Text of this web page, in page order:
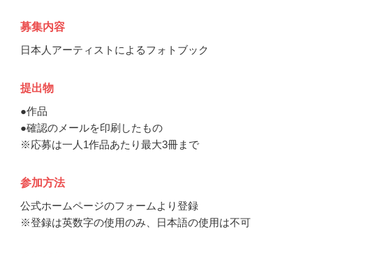
募集内容
日本人アーティストによるフォトブック
提出物
●作品
●確認のメールを印刷したもの
※応募は一人1作品あたり最大3冊まで
参加方法
公式ホームページのフォームより登録
※登録は英数字の使用のみ、日本語の使用は不可